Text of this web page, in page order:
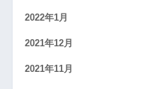
2022年1月
2021年12月
2021年11月